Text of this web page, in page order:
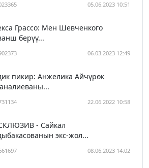
05.06.2023 10:51
Грассо: Мен Шевченкого
берүү...
06.03.2023 12:49
пикир: Анжелика Айчүрөк
22.06.2022 10:58
- Сайкал
экс-жол...
08.06.2023 14:02